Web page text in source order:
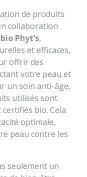
de produits
collaboration
Phyt’s,
et efficaces,
offrir des
votre peau et
un soin anti-âge,
utilisés sont
bio. Cela
optimale,
peau contre les
seulement un